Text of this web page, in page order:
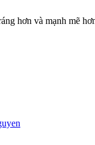
hơn và mạnh mẽ